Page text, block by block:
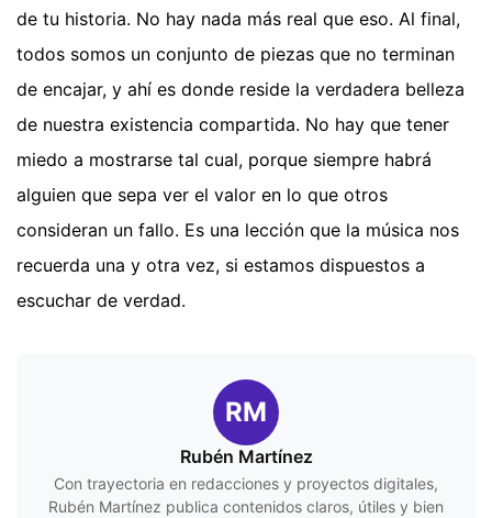
de tu historia. No hay nada más real que eso. Al final,
todos somos un conjunto de piezas que no terminan
de encajar, y ahí es donde reside la verdadera belleza
de nuestra existencia compartida. No hay que tener
miedo a mostrarse tal cual, porque siempre habrá
alguien que sepa ver el valor en lo que otros
consideran un fallo. Es una lección que la música nos
recuerda una y otra vez, si estamos dispuestos a
escuchar de verdad.
RM
Rubén Martínez
Con trayectoria en redacciones y proyectos digitales,
Rubén Martínez publica contenidos claros, útiles y bien